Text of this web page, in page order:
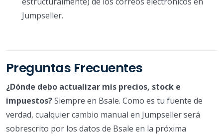
Jumpseller.
Preguntas Frecuentes
¿Dónde debo actualizar mis precios, stock e
impuestos?Siempre en Bsale. Como es tu fuente de
verdad, cualquier cambio manual en Jumpseller será
sobrescrito por los datos de Bsale en la próxima